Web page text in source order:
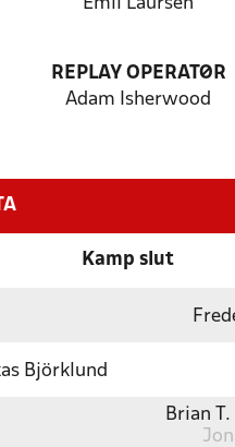
Emil Laursen
REPLAY OPERATØR
Adam Isherwood
Kamp slut
Björklund
Brian